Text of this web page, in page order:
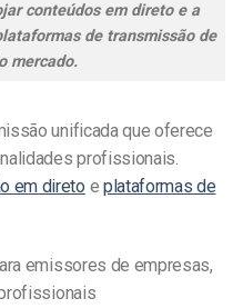
conteúdos em direto e a
de transmissão de
mercado.
unificada que oferece
profissionais.
em direto e plataformas de
emissores de empresas,